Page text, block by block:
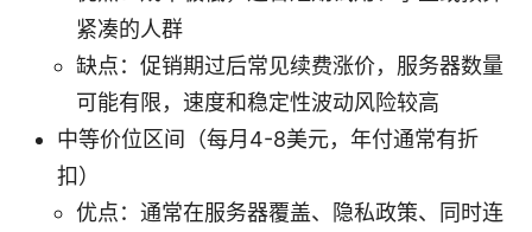
紧凑的人群
缺点：促销期过后常见续费涨价，服务器数量
可能有限，速度和稳定性波动风险较高
中等价位区间（每月4-8美元，年付通常有折
扣）
优点：通常在服务器覆盖、隐私政策、同时连